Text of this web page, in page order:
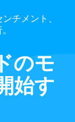
チメント、
のモ
始す